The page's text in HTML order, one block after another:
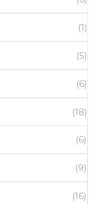
(1)
(5)
(6)
(18)
(6)
(9)
(16)